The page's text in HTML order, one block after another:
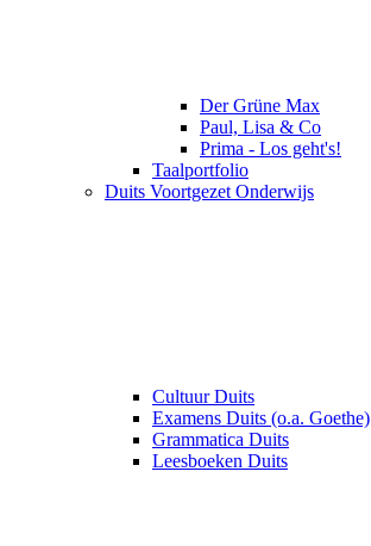
Der Grüne Max
Paul, Lisa & Co
Prima - Los geht's!
Taalportfolio
Duits Voortgezet Onderwijs
Cultuur Duits
Examens Duits (o.a. Goethe)
Grammatica Duits
Leesboeken Duits